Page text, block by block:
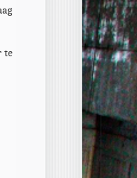
te